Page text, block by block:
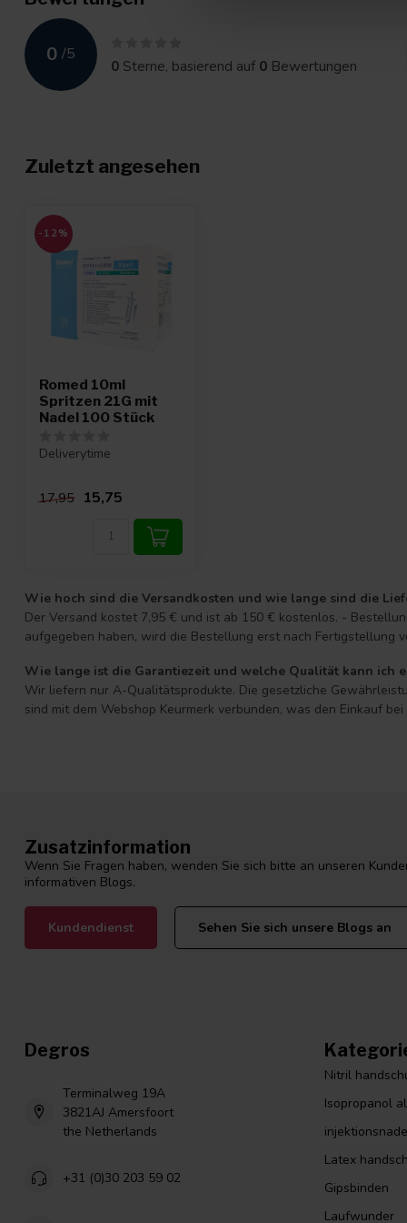
0 /5
0 Sterne, basierend auf 0 Bewertungen
Zuletzt angesehen
-12%
Romed 10ml
Spritzen 21G mit
Nadel 100 Stück
Deliverytime
17,95 15,75
Wie hoch sind die Versandkosten und wie lange sind die
Der Versand kostet 7,95 € und ist ab 150 € kostenlos. -
aufgegeben haben, wird die Bestellung erst nach Fertigstellung
Wie lange ist die Garantiezeit und welche Qualität kann ich
Wir liefern nur A-Qualitätsprodukte. Die gesetzliche
sind mit dem Webshop Keurmerk verbunden, was den Einkauf
Zusatzinformation
Wenn Sie Fragen haben, wenden Sie sich bitte an unseren
informativen Blogs.
Kundendienst Sehen Sie sich unsere Blogs an
Degros
Terminalweg 19A
3821AJ Amersfoort
the Netherlands
+31 (0)30 203 59 02
Nitril
Isopropanol
Latex
Gipsbinden
Laufwunder